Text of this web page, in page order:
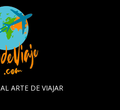
ARTE DE VIAJAR